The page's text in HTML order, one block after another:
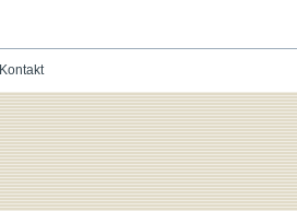
Kontakt